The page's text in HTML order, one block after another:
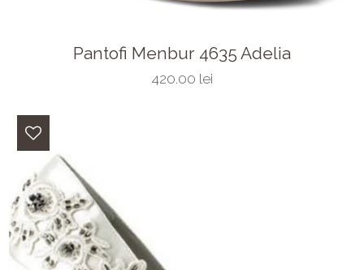
Pantofi Menbur 4635 Adelia
420.00 lei